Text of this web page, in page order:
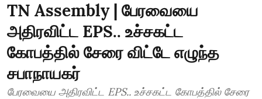
TN Assembly | பேரவையை
அதிரவிட்ட EPS.. உச்சகட்ட
கோபத்தில் சேரை விட்டே எழுந்த
சபாநாயகர்
பேரவையை அதிரவிட்ட EPS.. உச்சகட்ட கோபத்தில் சேரை